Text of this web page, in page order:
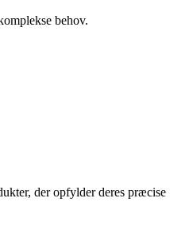
behov.
der opfylder deres præcise